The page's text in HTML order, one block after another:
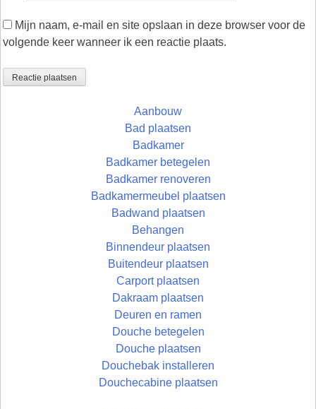
Mijn naam, e-mail en site opslaan in deze browser voor de
volgende keer wanneer ik een reactie plaats.
Aanbouw
Bad plaatsen
Badkamer
Badkamer betegelen
Badkamer renoveren
Badkamermeubel plaatsen
Badwand plaatsen
Behangen
Binnendeur plaatsen
Buitendeur plaatsen
Carport plaatsen
Dakraam plaatsen
Deuren en ramen
Douche betegelen
Douche plaatsen
Douchebak installeren
Douchecabine plaatsen